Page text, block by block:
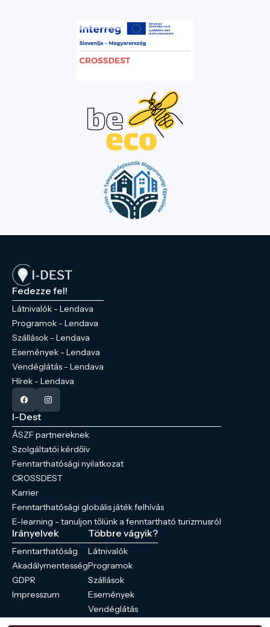
Fedezze fel!
Látnivalók - Lendava
Programok - Lendava
Szállások - Lendava
Események - Lendava
Vendéglátás - Lendava
Hírek - Lendava
I-Dest
ÁSZF partnereknek
Szolgáltatói kérdőív
Fenntarthatósági nyilatkozat
CROSSDEST
Karrier
Fenntarthatósági globális játék felhívás
E-learning - tanuljon tőlünk a fenntartható turizmusról
Irányelvek
Fenntarthatóság
Akadálymentesség
GDPR
Impresszum
Többre vágyik?
Látnivalók
Programok
Szállások
Események
Vendéglátás
Hírek